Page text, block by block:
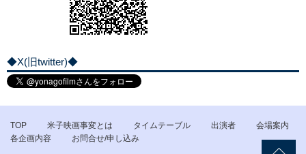
◆X(旧twitter)◆
TOP 米子映画事変とは タイムテーブル 出演者
会場案内
各企画内容
お問合せ/申し込み